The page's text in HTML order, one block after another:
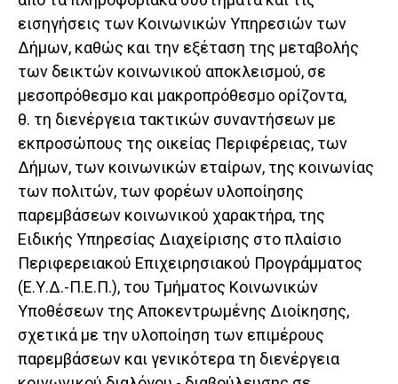
εισηγήσεις των Κοινωνικών Υπηρεσιών των
Δήμων, καθώς και την εξέταση της μεταβολής
των δεικτών κοινωνικού αποκλεισμού, σε
μεσοπρόθεσμο και μακροπρόθεσμο ορίζοντα,
θ. τη διενέργεια τακτικών συναντήσεων με
εκπροσώπους της οικείας Περιφέρειας, των
Δήμων, των κοινωνικών εταίρων, της κοινωνίας
των πολιτών, των φορέων υλοποίησης
παρεμβάσεων κοινωνικού χαρακτήρα, της
Ειδικής Υπηρεσίας Διαχείρισης στο πλαίσιο
Περιφερειακού Επιχειρησιακού Προγράμματος
(Ε.Υ.Δ.-Π.Ε.Π.), του Τμήματος Κοινωνικών
Υποθέσεων της Αποκεντρωμένης Διοίκησης,
σχετικά με την υλοποίηση των επιμέρους
παρεμβάσεων και γενικότερα τη διενέργεια